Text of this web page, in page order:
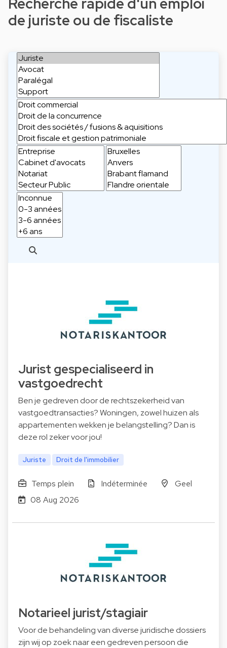
de juriste ou de fiscaliste
Jurist gespecialiseerd in
vastgoedrecht
Ben je gedreven door de rechtszekerheid van
vastgoedtransacties? Woningen, zowel huizen als
appartementen wekken je belangstelling? Dan is
deze rol zeker voor jou!
Juriste Droit de l'immobilier
Temps plein Indéterminée
Geel
08 Aug 2026
Notarieel jurist/stagiair
Voor de behandeling van diverse juridische dossiers
zijn wij op zoek naar een gedreven persoon die